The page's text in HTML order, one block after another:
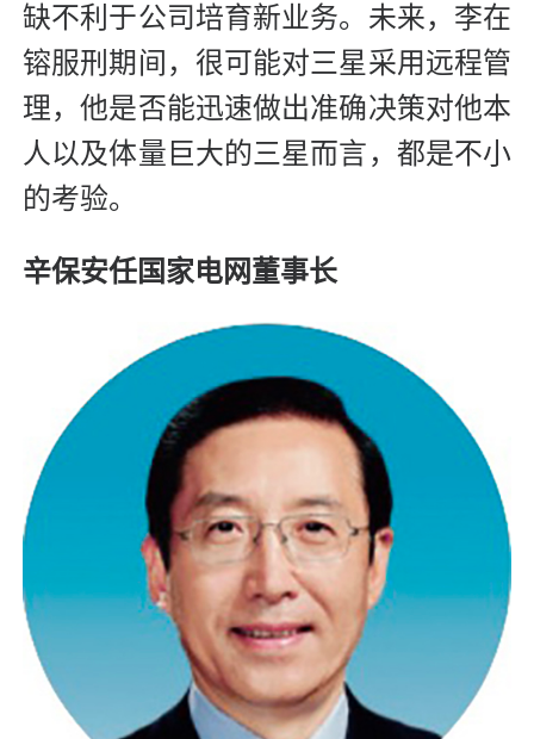
缺不利于公司培育新业务。未来，李在
镕服刑期间，很可能对三星采用远程管
理，他是否能迅速做出准确决策对他本
人以及体量巨大的三星而言，都是不小
的考验。
辛保安任国家电网董事长